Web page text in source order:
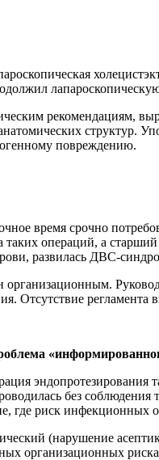
рекомендациям,
структур.
повреждению.
время срочно
таких операций, а
развилась ДВС-
организационным.
Отсутствие регламента
эндопротезирования
без
где риск инфекционных
(нарушение
организационных